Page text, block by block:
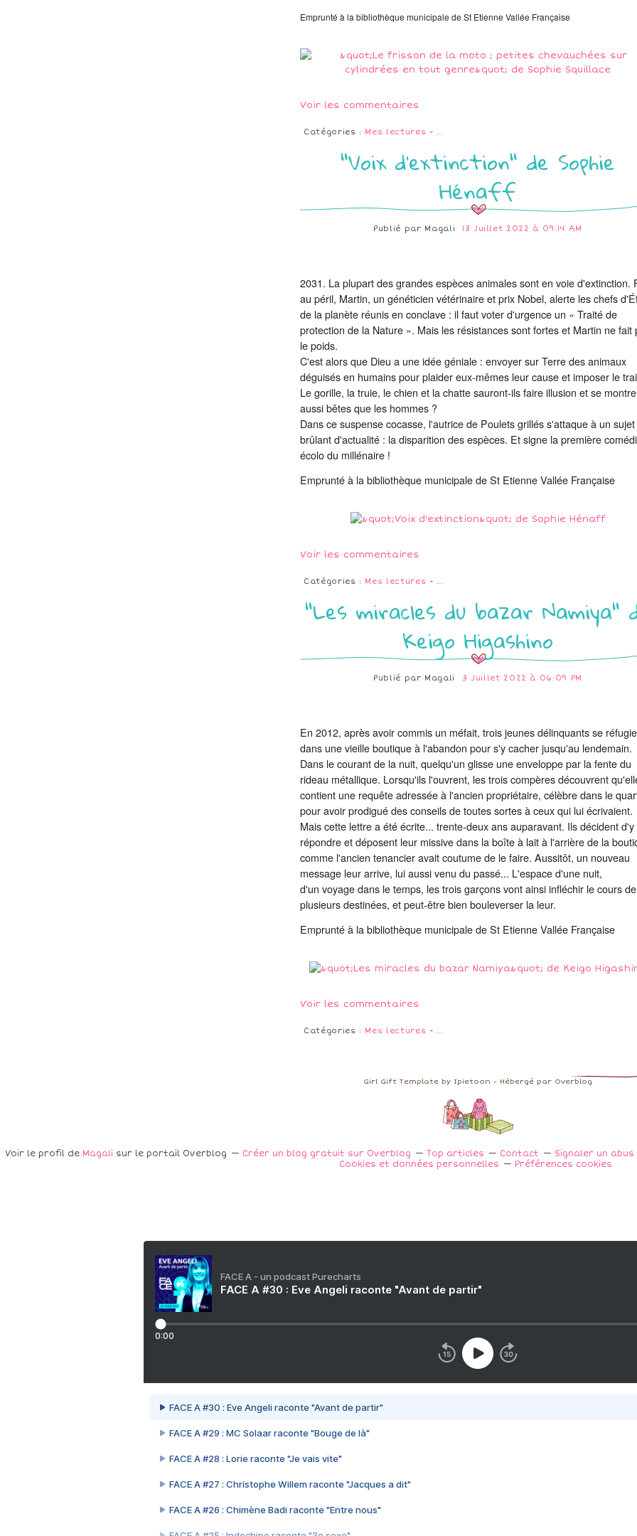
Emprunté à la bibliothèque municipale de St Etienne Vallée Française
Voir les commentaires
Catégories : Mes lectures - …
"Voix d'extinction" de Sophie
Hénaff
Publié par Magali 13 Juillet 2022 à 09:14 AM
2031. La plupart des grandes espèces animales sont en voie d'extinction.
au péril, Martin, un généticien vétérinaire et prix Nobel, alerte les chefs
de la planète réunis en conclave : il faut voter d'urgence un « Traité de
protection de la Nature ». Mais les résistances sont fortes et Martin ne fait
le poids.
C'est alors que Dieu a une idée géniale : envoyer sur Terre des animaux
déguisés en humains pour plaider eux-mêmes leur cause et imposer le
Le gorille, la truie, le chien et la chatte sauront-ils faire illusion et se
aussi bêtes que les hommes ?
Dans ce suspense cocasse, l'autrice de Poulets grillés s'attaque à un sujet
brûlant d'actualité : la disparition desespèces. Et signe la première
écolo du millénaire !
Emprunté à la bibliothèque municipale de St Etienne Vallée Française
Voir les commentaires
Catégories : Mes lectures - …
"Les miracles du bazar Namiya"
Keigo Higashino
Publié par Magali 3 Juillet 2022 à 06:09 PM
En 2012, après avoir commis un méfait, trois jeunes délinquants se
dans une vieille boutique à l'abandon pour s'y cacher jusqu'au lendemain.
Dans le courant de la nuit, quelqu'un glisse une enveloppe par la fente du
rideau métallique. Lorsqu'ils l'ouvrent, les trois compères découvrent
contient une requête adressée à l'ancien propriétaire, célèbre dans le
pour avoir prodigué des conseils de toutes sortes à ceux qui lui écrivaient.
Mais cette lettre a été écrite... trente-deux ans auparavant. Ils décident d'y
répondre et déposent leur missive dans la boîte à lait à l'arrière de la
comme l'ancien tenancier avait coutume de le faire. Aussitôt, un nouveau
message leur arrive, lui aussi venu du passé... L'espace d'une nuit,
d'un voyage dans le temps, les trois garçons vont ainsi infléchir le cours de
plusieurs destinées, et peut-être bien bouleverser la leur.
Emprunté à la bibliothèque municipale de St Etienne Vallée Française
Voir les commentaires
Catégories : Mes lectures - …
Girl Gift Template by Ipietoon - Hébergé par Overblog
Voir le profil de Magali sur le portail Overblog Créer un blog gratuit sur Overblog Top articles Contact
Signaler un abus
Cookies et données personnelles
Préférences cookies
FACE A - un podcast Purecharts
FACE A #30 : Eve Angeli raconte "Avant de partir"
0:00
FACE A #30 : Eve Angeli raconte "Avant de partir"
FACE A #29 : MC Solaar raconte "Bouge de là"
FACE A #28 : Lorie raconte "Je vais vite"
FACE A #27 : Christophe Willem raconte "Jacques a dit"
FACE A #26 : Chimène Badi raconte "Entre nous"